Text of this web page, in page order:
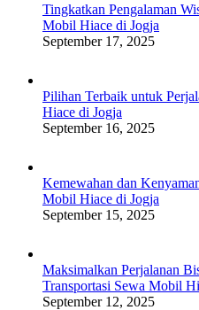
Tingkatkan Pengalaman
Mobil Hiace di Jogja
September 17, 2025
Pilihan Terbaik untuk
Hiace di Jogja
September 16, 2025
Kemewahan dan
Mobil Hiace di Jogja
September 15, 2025
Maksimalkan Perjalanan
Transportasi Sewa Mobil
September 12, 2025